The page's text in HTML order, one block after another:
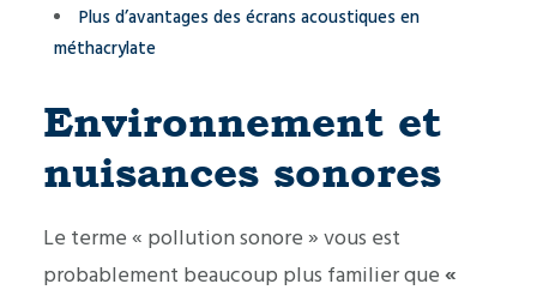
Plus d’avantages des écrans acoustiques en
méthacrylate
Environnement et
nuisances sonores
Le terme « pollution sonore » vous est
probablement beaucoup plus familier que «